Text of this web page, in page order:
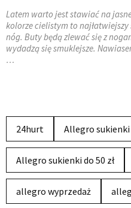
Latem warto jest stawiać na
kolorze cielistym to najłatwiejszy
nóg. Buty będą zlewać się z
wydadzą się smuklejsze.
…
24hurt Allegro
Allegro sukienki do 50 zł
allegro wyprzedaż